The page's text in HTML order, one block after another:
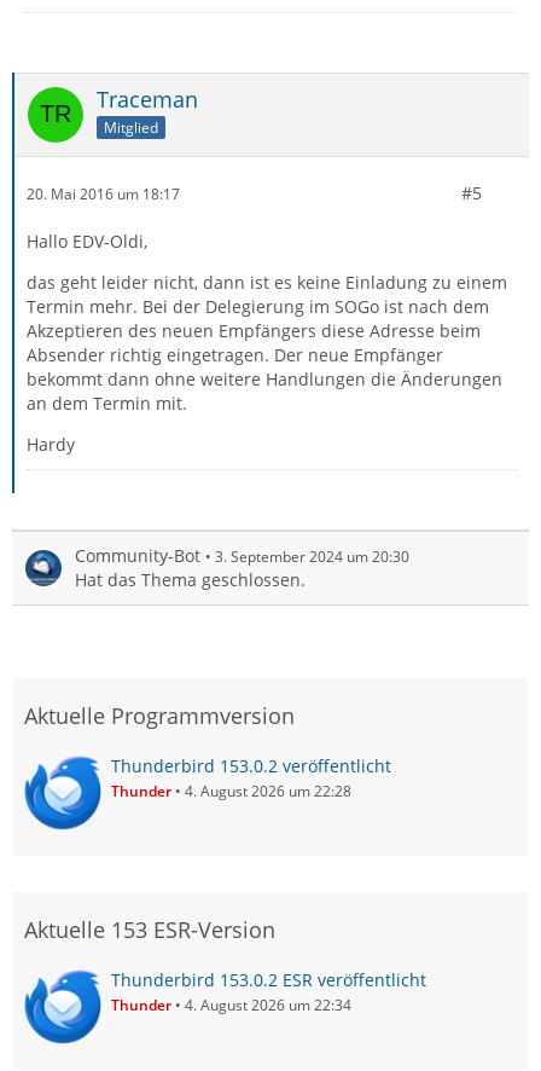
Traceman
Mitglied
20. Mai 2016 um 18:17 #5
Hallo EDV-Oldi,
das geht leider nicht, dann ist es keine Einladung zu einem
Termin mehr. Bei der Delegierung im SOGo ist nach dem
Akzeptieren des neuen Empfängers diese Adresse beim
Absender richtig eingetragen. Der neue Empfänger
bekommt dann ohne weitere Handlungen die Änderungen
an dem Termin mit.
Hardy
Community-Bot 3. September 2024 um 20:30
Hat das Thema geschlossen.
Aktuelle Programmversion
Thunderbird 153.0.2 veröffentlicht
Thunder 4. August 2026 um 22:28
Aktuelle 153 ESR-Version
Thunderbird 153.0.2 ESR veröffentlicht
Thunder 4. August 2026 um 22:34